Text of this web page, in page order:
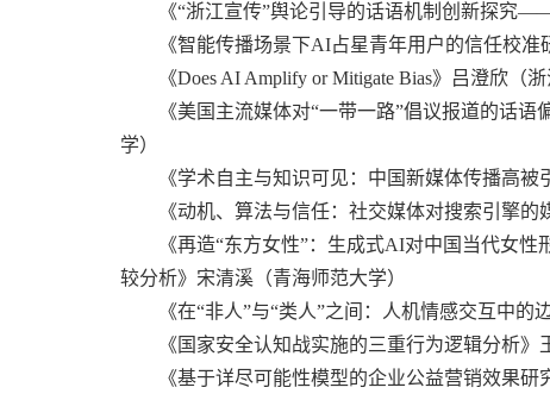
《“浙江宣传”舆论引导的话语机制创新探究
《智能传播场景下AI占星青年用户的信任校
《Does AI Amplify or Mitigate Bias》吕澄欣（浙
《美国主流媒体对“一带一路”倡议报道的话
学）
《学术自主与知识可见：中国新媒体传播高
《动机、算法与信任：社交媒体对搜索引擎的
《再造“东方女性”：生成式AI对中国当代女
较分析》宋清溪（青海师范大学）
《在“非人”与“类人”之间：人机情感交互中的
《国家安全认知战实施的三重行为逻辑分析》
《基于详尽可能性模型的企业公益营销效果研